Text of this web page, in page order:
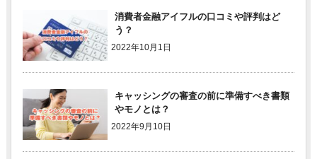
消費者金融アイフルの口コミや評判はど
う？
2022年10月1日
キャッシングの審査の前に準備すべき書類
やモノとは？
2022年9月10日